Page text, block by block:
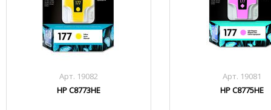
Арт. 19082
HP C8773HE
Арт. 19081
HP C8775HE